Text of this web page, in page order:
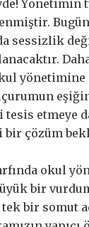
Yönetimin
sessizlik
yönetimine
tesis etmeye
çözüm
okul
bir
bir somut